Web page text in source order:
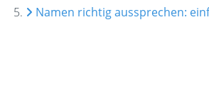
Namen richtig aussprechen: